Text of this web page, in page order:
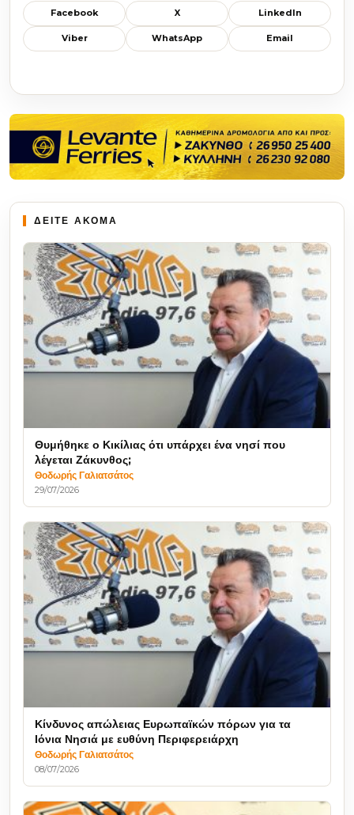
Facebook X LinkedIn
Viber WhatsApp Email
ΔΕΙΤΕ ΑΚΟΜΑ
Θυμήθηκε ο Κικίλιας ότι υπάρχει ένα νησί που
λέγεται Ζάκυνθος;
Θοδωρής Γαλιατσάτος
29/07/2026
Κίνδυνος απώλειας Ευρωπαϊκών πόρων για τα
Ιόνια Νησιά με ευθύνη Περιφερειάρχη
Θοδωρής Γαλιατσάτος
08/07/2026